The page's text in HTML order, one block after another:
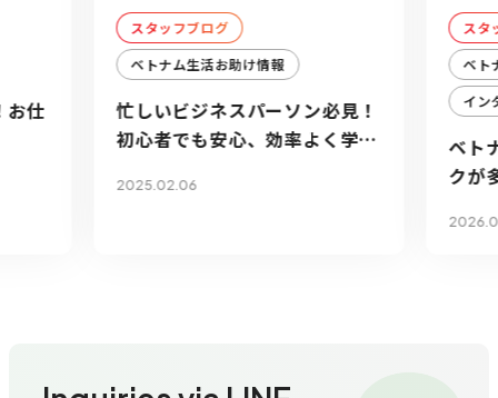
お仕
スタッフブログ
ベトナム生活お助け情報
忙しいビジネスパーソン必見！
初心者でも安心、効率よく学べ
選
2025.02.06
スタ
ベト
イン
ベト
クが